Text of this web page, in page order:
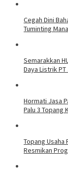
Cegah Dini
Tuminting
Semarakkan
Daya Listrik PT
Hormati Jasa
Palu 3 Topang
Topang Usaha
Resmikan